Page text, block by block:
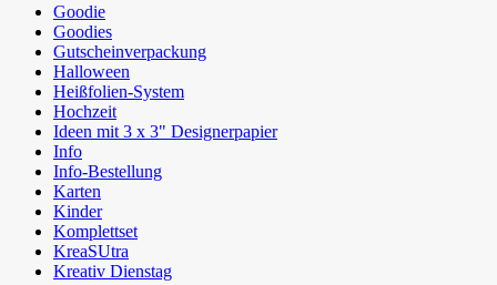
Goodie
Goodies
Gutscheinverpackung
Halloween
Heißfolien-System
Hochzeit
Ideen mit 3 x 3" Designerpapier
Info
Info-Bestellung
Karten
Kinder
Komplettset
KreaSUtra
Kreativ Dienstag